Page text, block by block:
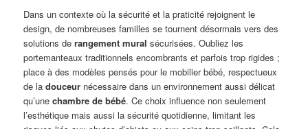
Dans un contexte où la sécurité et la praticité rejoignent le
design, de nombreuses familles se tournent désormais vers des
solutions derangement mural sécurisées. Oubliez les
portemanteaux traditionnels encombrants et parfois trop rigides ;
place à des modèles pensés pour le mobilier bébé, respectueux
de ladouceur nécessaire dans un environnement aussi délicat
qu’unechambre de bébé. Ce choix influence non seulement
l’esthétique mais aussi la sécurité quotidienne, limitant les